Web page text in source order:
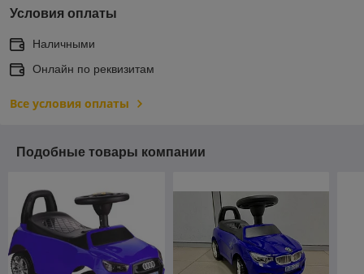
Условия оплаты
Наличными
Онлайн по реквизитам
Все условия оплаты
Подобные товары компании